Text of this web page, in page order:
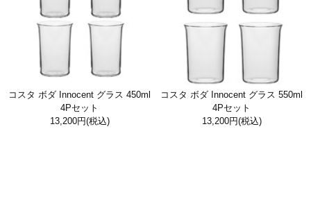
コスタ ボダ Innocent グラス 450ml
4Pセット
13,200円(税込)
コスタ ボダ Innocent グラス 550ml
4Pセット
13,200円(税込)